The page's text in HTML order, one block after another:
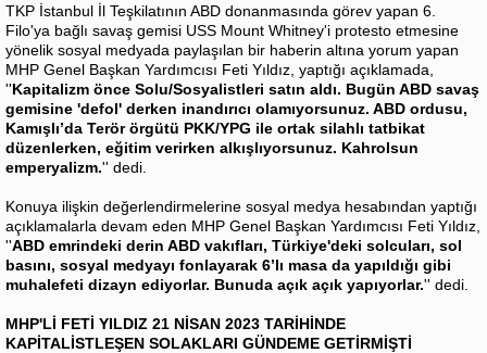
TKP İstanbul İl Teşkilatının ABD donanmasında görev yapan 6.
Filo'ya bağlı savaş gemisi USS Mount Whitney'i protesto etmesine
yönelik sosyal medyada paylaşılan bir haberin altına yorum yapan
MHP Genel Başkan Yardımcısı Feti Yıldız, yaptığı açıklamada,
''Kapitalizm önce Solu/Sosyalistleri satın aldı. Bugün ABD savaş
gemisine 'defol' derken inandırıcı olamıyorsunuz. ABD ordusu,
Kamışlı’da Terör örgütü PKK/YPG ile ortak silahlı tatbikat
düzenlerken, eğitim verirken alkışlıyorsunuz. Kahrolsun
emperyalizm.'' dedi.
Konuya ilişkin değerlendirmelerine sosyal medya hesabından yaptığı
açıklamalarla devam eden MHP Genel Başkan Yardımcısı Feti Yıldız,
''ABD emrindeki derin ABD vakıfları, Türkiye'deki solcuları, sol
basını, sosyal medyayı fonlayarak 6’lı masa da yapıldığı gibi
muhalefeti dizayn ediyorlar. Bunuda açık açık yapıyorlar.'' dedi.
MHP'Lİ FETİ YILDIZ 21 NİSAN 2023 TARİHİNDE
KAPİTALİSTLEŞEN SOLAKLARI GÜNDEME GETİRMİŞTİ